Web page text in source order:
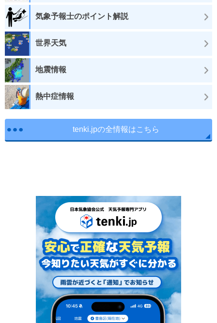
気象予報士のポイント解説
世界天気
地震情報
熱中症情報
tenki.jpの全情報はこちら